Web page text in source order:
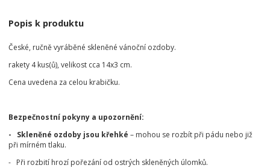
Popis k produktu
České, ručně vyráběné skleněné vánoční ozdoby.
rakety 4 kus(ů), velikost cca 14x3 cm.
Cena uvedena za celou krabičku.
Bezpečnostní pokyny a upozornění:
- Skleněné ozdoby jsou křehké – mohou se rozbít při pádu nebo již
při mírném tlaku.
- Při rozbití hrozí pořezání od ostrých skleněných úlomků.